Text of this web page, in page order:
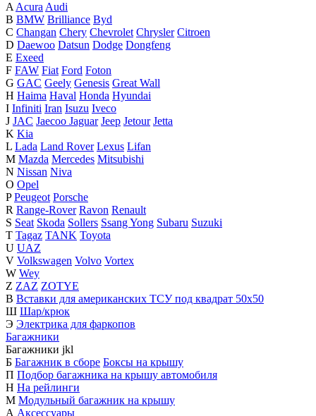
A Acura Audi
B BMW Brilliance Byd
C Changan Chery Chevrolet Chrysler Citroen
D Daewoo Datsun Dodge Dongfeng
E Exeed
F FAW Fiat Ford Foton
G GAC Geely Genesis Great Wall
H Haima Haval Honda Hyundai
I Infiniti Iran Isuzu Iveco
J JAC Jaecoo Jaguar Jeep Jetour Jetta
K Kia
L Lada Land Rover Lexus Lifan
M Mazda Mercedes Mitsubishi
N Nissan Niva
O Opel
P Peugeot Porsche
R Range-Rover Ravon Renault
S Seat Skoda Sollers Ssang Yong Subaru Suzuki
T Tagaz TANK Toyota
U UAZ
V Volkswagen Volvo Vortex
W Wey
Z ZAZ ZOTYE
В Вставки для американских ТСУ под квадрат 50х50
Ш Шар/крюк
Э Электрика для фаркопов
Багажники
Багажники jkl
Б Багажник в сборе Боксы на крышу
П Подбор багажника на крышу автомобиля
Н На рейлинги
М Модульный багажник на крышу
А Аксессуары